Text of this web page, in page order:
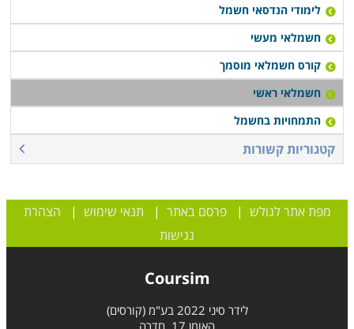
לימודי הנדסאי חשמל
חשמלאי מעשי
קורס חשמלאי מוסמך
חשמלאי ראשי
התמחויות בחשמל
קטגוריות קשורות
מפת אתר לגולש |פרסם באתר | תנאי שימוש | הצהרת
נגישות
Coursim
לידר סיני 2022 בע"מ (קורסים)